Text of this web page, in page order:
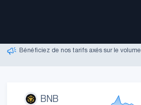
Bénéficiez de nos tarifs axés sur le volume
Nous recrutons des agents de support !
BNB